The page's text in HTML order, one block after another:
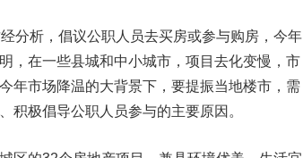
析，倡议公职人员去买房或参与购房，今年
，在一些县城和中小城市，项目去化变慢，市
年市场降温的大背景下，要提振当地楼市，需
积极倡导公职人员参与的主要原因。